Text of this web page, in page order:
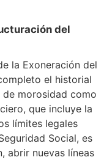
del
la Exoneración del
el historial
morosidad como
que incluye la
límites legales
Social, es
abrir nuevas líneas